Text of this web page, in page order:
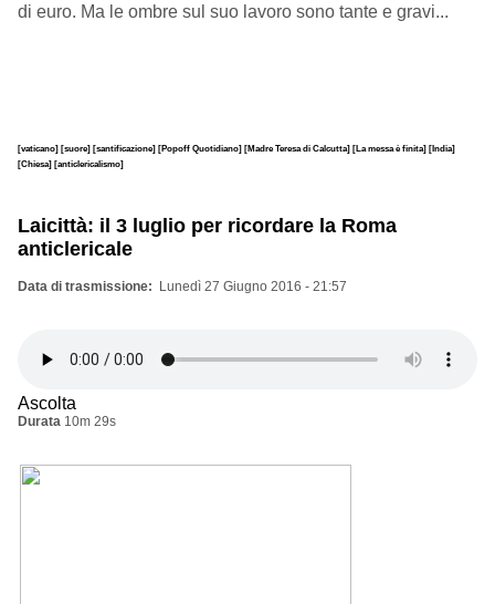
di euro. Ma le ombre sul suo lavoro sono tante e gravi...
[vaticano] [suore] [santificazione] [Popoff Quotidiano] [Madre Teresa di Calcutta] [La messa è finita] [India]
[Chiesa] [anticlericalismo]
Laicittà: il 3 luglio per ricordare la Roma
anticlericale
Data di trasmissione Lunedì 27 Giugno 2016 - 21:57
Ascolta
Durata 10m 29s